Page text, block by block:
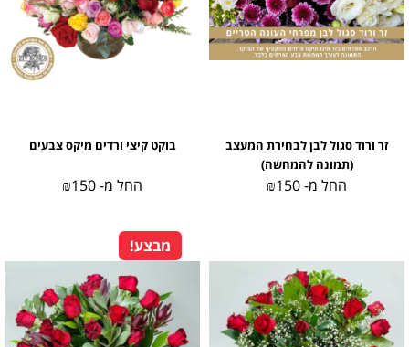
זר ורוד סגול לבן לבחירת המעצב
(תמונה להמחשה)
החל מ- ₪150
בוקט קיצי ורדים מיקס צבעים
החל מ- ₪150
מבצע!